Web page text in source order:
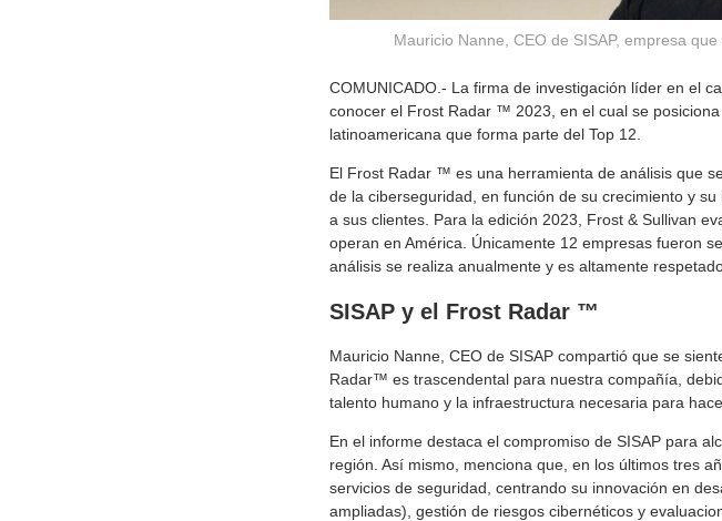
Mauricio Nanne, CEO de SISAP, empresa
COMUNICADO.- La firma de investigación líder en el
conocer el Frost Radar ™ 2023, en el cual se
latinoamericana que forma parte del Top 12.
El Frost Radar ™ es una herramienta de análisis que
de la ciberseguridad, en función de su crecimiento y
a sus clientes. Para la edición 2023, Frost & Sullivan
operan en América. Únicamente 12 empresas fueron
análisis se realiza anualmente y es altamente
SISAP y el Frost Radar ™
Mauricio Nanne, CEO de SISAP compartió que se
Radar™ es trascendental para nuestra compañía,
talento humano y la infraestructura necesaria para
En el informe destaca el compromiso de SISAP para
región. Así mismo, menciona que, en los últimos tres
servicios de seguridad, centrando su innovación en
ampliadas), gestión de riesgos cibernéticos y